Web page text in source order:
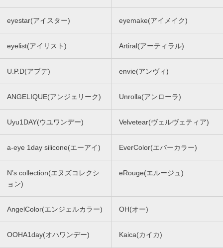
eyestar(アイスター) eyemake(アイメイク)
eyelist(アイリスト) Artiral(アーティラル)
U.P.D(アプデ) envie(アンヴィ)
ANGELIQUE(アンジェリーク) Unrolla(アンローラ)
Uyu1DAY(ウユワンデー) Velvetear(ヴェルヴェティア)
a-eye 1day silicone(エーアイ) EverColor(エバーカラー)
N’s collection(エヌズコレクシ
ョン)
eRouge(エルージュ)
AngelColor(エンジェルカラー) OH(オー)
OOHA1day(オハワンデー) Kaica(カイカ)